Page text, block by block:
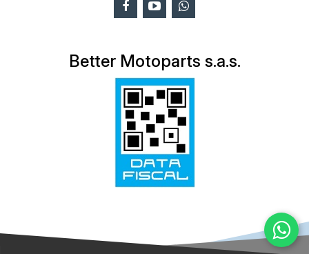
Better Motoparts s.a.s.